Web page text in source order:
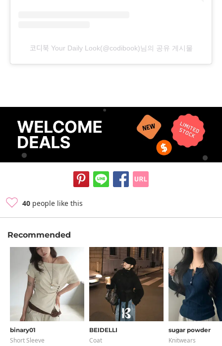
코디북 Your Daily Look(@codibook)님의 공유 게시물
40 people like this
Recommended
binary01
Short Sleeve
BEIDELLI
Coat
sugar powder
Knitwears